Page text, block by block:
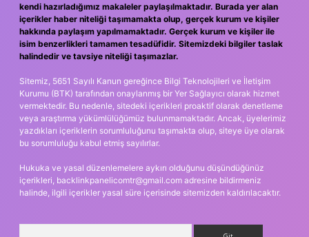
kendi hazırladığımız makaleler paylaşılmaktadır. Burada yer alan
içerikler haber niteliği taşımamakta olup, gerçek kurum ve kişiler
hakkında paylaşım yapılmamaktadır. Gerçek kurum ve kişiler ile
isim benzerlikleri tamamen tesadüfidir. Sitemizdeki bilgiler taslak
halindedir ve tavsiye niteliği taşımazlar.
Sitemiz, 5651 Sayılı Kanun gereğince Bilgi Teknolojileri ve İletişim
Kurumu (BTK) tarafından onaylanmış bir Yer Sağlayıcı olarak hizmet
vermektedir. Bu nedenle, sitedeki içerikleri proaktif olarak denetleme
veya araştırma yükümlülüğümüz bulunmamaktadır. Ancak, üyelerimiz
yazdıkları içeriklerin sorumluluğunu taşımakta olup, siteye üye olarak
bu sorumluluğu kabul etmiş sayılırlar.
Hukuka ve yasal düzenlemelere aykırı olduğunu düşündüğünüz
içerikleri, backlinkpanelicomtr@gmail.com adresine bildirmeniz
halinde, ilgili içerikler yasal süre içerisinde sitemizden kaldırılacaktır.